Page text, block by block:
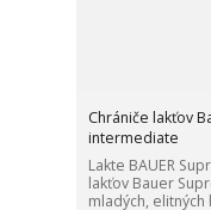
Chrániče lakťov
intermediate
Lakte BAUER
lakťov Bauer
mladých, elitných